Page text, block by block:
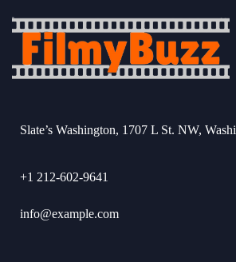
Slate’s Washington, 1707 L St. NW,
+1 212-602-9641
info@example.com